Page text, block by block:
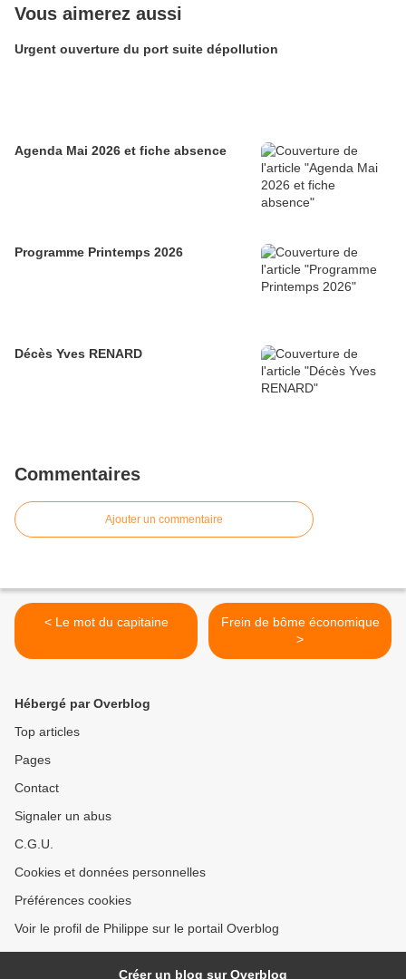
Vous aimerez aussi
Urgent ouverture du port suite dépollution
Agenda Mai 2026 et fiche absence
Programme Printemps 2026
Décès Yves RENARD
Commentaires
Ajouter un commentaire
< Le mot du capitaine
Frein de bôme économique
>
Hébergé par Overblog
Top articles
Pages
Contact
Signaler un abus
C.G.U.
Cookies et données personnelles
Préférences cookies
Voir le profil de Philippe sur le portail Overblog
Créer un blog sur Overblog